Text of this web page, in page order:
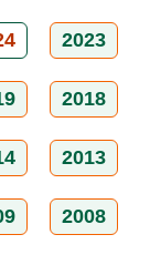
2023
2018
2013
2008